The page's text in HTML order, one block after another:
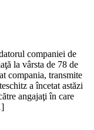
companiei de
la vârsta de 78 de
compania, transmite
a încetat astăzi
angajaţi în care